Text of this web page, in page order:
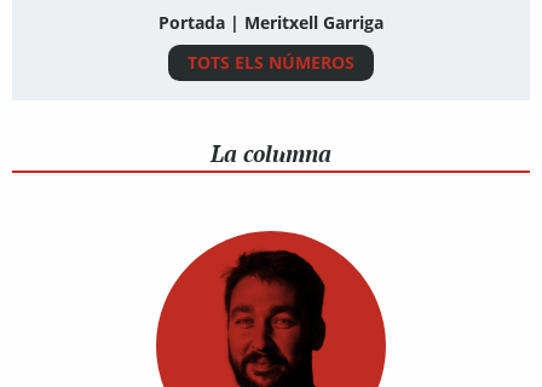
Portada | Meritxell Garriga
TOTS ELS NÚMEROS
La columna